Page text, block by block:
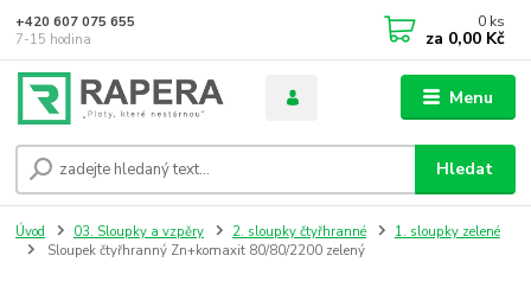
Menu
Hledat
+420 607 075 655
7-15 hodina
0 ks
za 0,00 Kč
Úvod 03. Sloupky a vzpěry 2. sloupky čtyřhranné
1. sloupky zelené
Sloupek čtyřhranný Zn+komaxit 80/80/2200 zelený